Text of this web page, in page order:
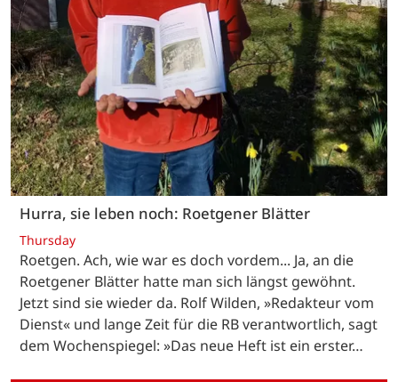
Hurra, sie leben noch: Roetgener Blätter
Thursday
Roetgen. Ach, wie war es doch vordem... Ja, an die
Roetgener Blätter hatte man sich längst gewöhnt.
Jetzt sind sie wieder da. Rolf Wilden, »Redakteur vom
Dienst« und lange Zeit für die RB verantwortlich, sagt
dem Wochenspiegel: »Das neue Heft ist ein erster…